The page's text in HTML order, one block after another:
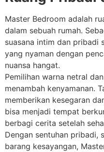
Master Bedroom adalah
dalam sebuah rumah.
suasana intim dan pribadi
yang nyaman dengan
nuansa hangat.
Pemilihan warna netral
menambah kenyamanan.
memberikan kesegaran
bisa menjadi tempat
berbagi cerita setelah
Dengan sentuhan pribadi,
barang kesayangan,